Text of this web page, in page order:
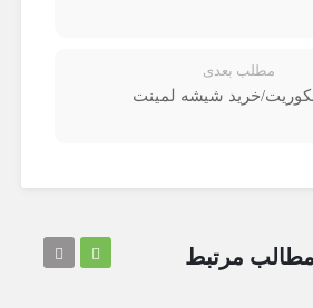
مطلب بعدی
خرید شیشه لمینت
مرتبط